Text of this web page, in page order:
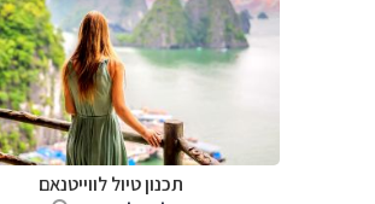
תכנון טיול לווייטנאם